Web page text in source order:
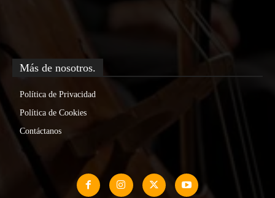
Más de nosotros.
Política de Privacidad
Política de Cookies
Contáctanos